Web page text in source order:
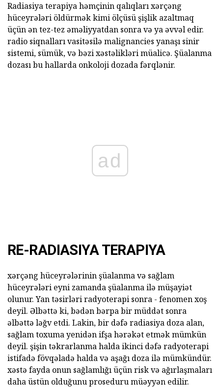
Radiasiya terapiya həmçinin qalıqları xərçəng
hüceyrələri öldürmək kimi ölçüsü şişlik azaltmaq
üçün ən tez-tez əməliyyatdan sonra və ya əvvəl edir.
radio siqnalları vasitəsilə malignancies yanaşı sinir
sistemi, sümük, və bəzi xəstəlikləri müalicə. Şüalanma
dozası bu hallarda onkoloji dozada fərqlənir.
ad
RE-RADIASIYA TERAPIYA
xərçəng hüceyrələrinin şüalanma və sağlam
hüceyrələri eyni zamanda şüalanma ilə müşayiət
olunur. Yan təsirləri radyoterapi sonra - fenomen xoş
deyil. Əlbəttə ki, bədən bərpa bir müddət sonra
əlbəttə ləğv etdi. Lakin, bir dəfə radiasiya doza alan,
sağlam toxuma yenidən ifşa hərəkət etmək mümkün
deyil. şişin təkrarlanma halda ikinci dəfə radyoterapi
istifadə fövqəladə halda və aşağı doza ilə mümkündür.
xəstə fayda onun sağlamlığı üçün risk və ağırlaşmaları
daha üstün olduğunu proseduru müəyyən edilir.